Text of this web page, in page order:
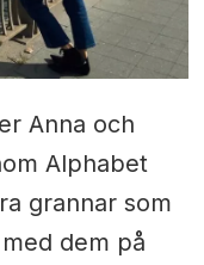
Anna och
Alphabet
grannar som
dem på